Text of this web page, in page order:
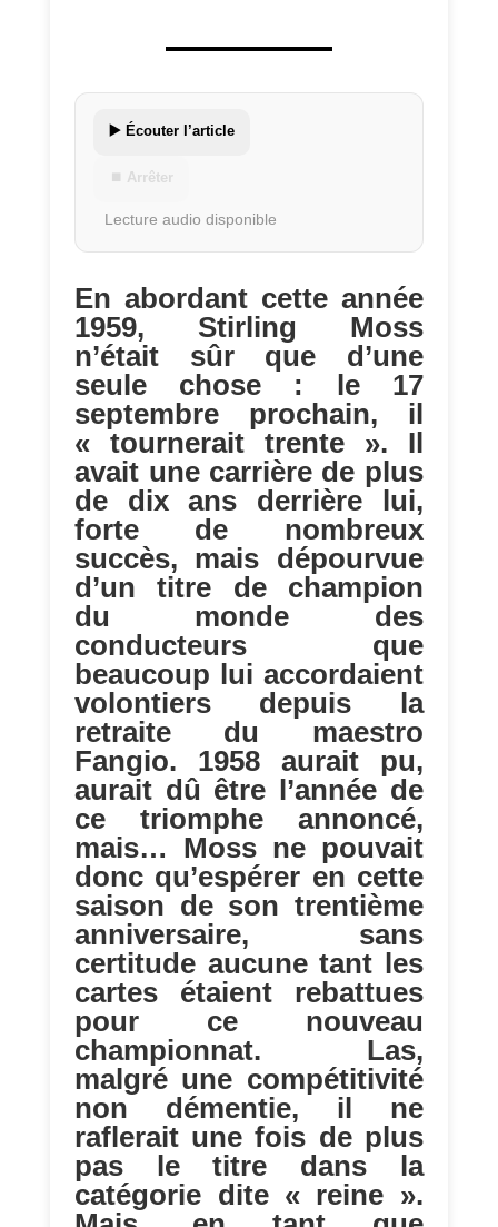
▶️ Écouter l’article
⏹ Arrêter
Lecture audio disponible
En abordant cette année
1959, Stirling Moss
n’était sûr que d’une
seule chose : le 17
septembre prochain, il
« tournerait trente ». Il
avait une carrière de plus
de dix ans derrière lui,
forte de nombreux
succès, mais dépourvue
d’un titre de champion
du monde des
conducteurs que
beaucoup lui accordaient
volontiers depuis la
retraite du maestro
Fangio. 1958 aurait pu,
aurait dû être l’année de
ce triomphe annoncé,
mais… Moss ne pouvait
donc qu’espérer en cette
saison de son trentième
anniversaire, sans
certitude aucune tant les
cartes étaient rebattues
pour ce nouveau
championnat. Las,
malgré une compétitivité
non démentie, il ne
raflerait une fois de plus
pas le titre dans la
catégorie dite « reine ».